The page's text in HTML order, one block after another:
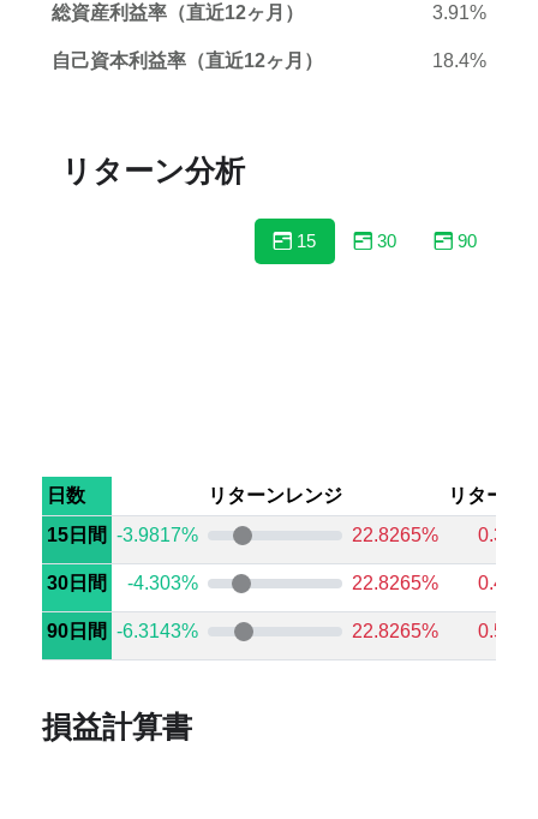
総資産利益率（直近12ヶ月） 3.91%
自己資本利益率（直近12ヶ月） 18.4%
リターン分析
15 30 90
日数 リターンレンジ
リターン
15日間 -3.9817% 22.8265%
30日間 -4.303% 22.8265%
90日間 -6.3143% 22.8265%
損益計算書